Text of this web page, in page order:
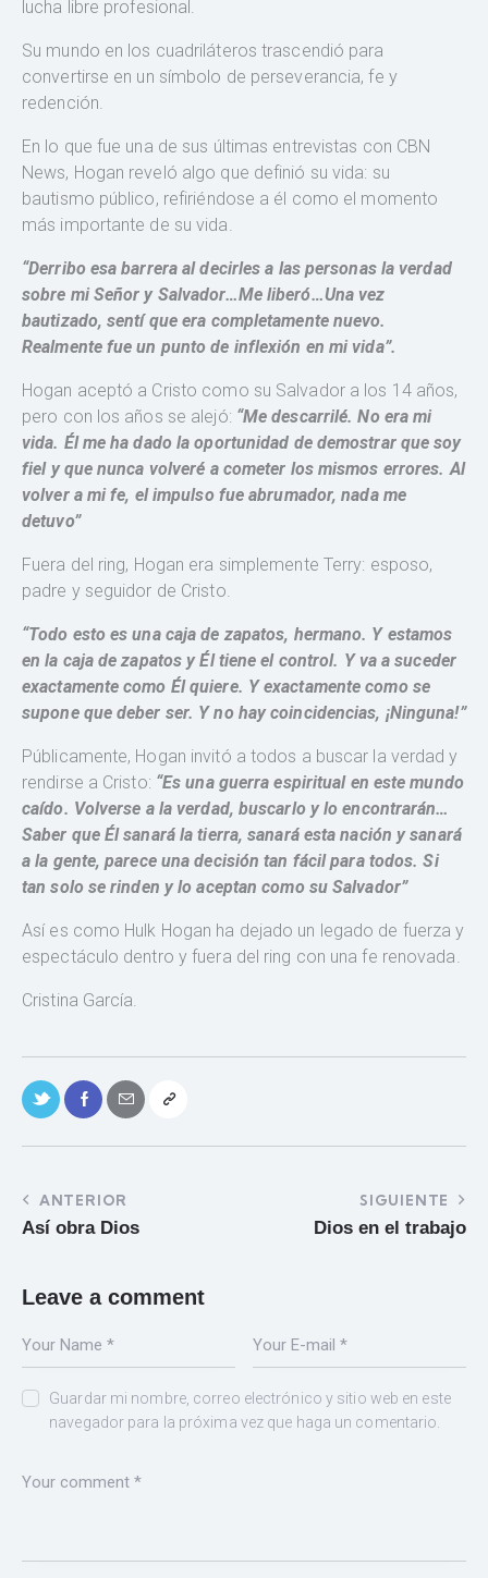
lucha libre profesional.
Su mundo en los cuadriláteros trascendió para
convertirse en un símbolo de perseverancia, fe y
redención.
En lo que fue una de sus últimas entrevistas con CBN
News, Hogan reveló algo que definió su vida: su
bautismo público, refiriéndose a él como el momento
más importante de su vida.
“Derribo esa barrera al decirles a las personas la verdad
sobre mi Señor y Salvador…Me liberó…Una vez
bautizado, sentí que era completamente nuevo.
Realmente fue un punto de inflexión en mi vida”.
Hogan aceptó a Cristo como su Salvador a los 14 años,
pero con los años se alejó: “Me descarrilé. No era mi
vida. Él me ha dado la oportunidad de demostrar que soy
fiel y que nunca volveré a cometer los mismos errores. Al
volver a mi fe, el impulso fue abrumador, nada me
detuvo”
Fuera del ring, Hogan era simplemente Terry: esposo,
padre y seguidor de Cristo.
“Todo esto es una caja de zapatos, hermano. Y estamos
en la caja de zapatos y Él tiene el control. Y va a suceder
exactamente como Él quiere. Y exactamente como se
supone que deber ser. Y no hay coincidencias, ¡Ninguna!”
Públicamente, Hogan invitó a todos a buscar la verdad y
rendirse a Cristo: “Es una guerra espiritual en este mundo
caído. Volverse a la verdad, buscarlo y lo encontrarán…
Saber que Él sanará la tierra, sanará esta nación y sanará
a la gente, parece una decisión tan fácil para todos. Si
tan solo se rinden y lo aceptan como su Salvador”
Así es como Hulk Hogan ha dejado un legado de fuerza y
espectáculo dentro y fuera del ring con una fe renovada.
Cristina García.
ANTERIOR
Así obra Dios
SIGUIENTE
Dios en el trabajo
Leave a comment
Guardar mi nombre, correo electrónico y sitio web en este
navegador para la próxima vez que haga un comentario.